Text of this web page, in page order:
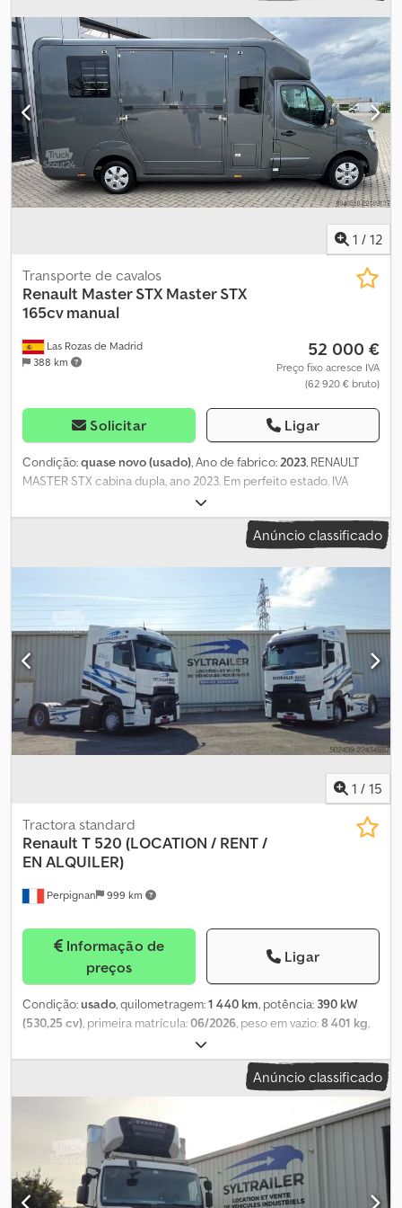
número de lugares:2 , largura total: 2 550 mm, altura total: 4 mm,
comprimento do espaço de carga:8 850 mm, largura do espaço
de carga:
2 550 mm , altura do espaço de carga:2 700 mm
, Ano de
fabrico: 2019, Equipamento:
ABS, AdBlue, Bluetooth, Porta USB,
Tacógrafo, ar condicionado, bloqueio do diferencial,
compressor, computador de bordo, direção assistida,
plataforma elevatória traseira, registo de automóvel, spoiler,
Dimensões Carroçaria Credpjzh N Nzefx Akwof Caixa TAULINER:
8,85 m × 2,550 m × 2,70 m + porta elevatória retrátil de 1.500 kg.
Extras Ar condicionado, caixa automática, travão de motor,
computador de bordo, vidros elétricos, assistente de colisão, 1 / 12
Las Rozas de Madrid
388 km
Transporte de cavalos
Renault Master STX Master STX
165cv manual
52 000 €
Preço fixo acresce IVA
(62 920 € bruto)
Solicitar Ligar
Condição:quase novo (usado), Ano de fabrico:2023, RENAULT
MASTER STX cabina dupla, ano 2023. Em perfeito estado. IVA
dedutível. 52.000 € mais impostos. Crjdezggcvepfx Akwof
Anúncio classificado
1 / 15
Perpignan 999 km
Tractora standard
Renault T 520 (LOCATION / RENT /
EN ALQUILER)
Informação de
preços
Ligar
Condição:usado, quilometragem:1 440 km, potência: 390 kW
(530,25 cv), primeira matrícula:06/2026, peso em vazio:8 401 kg,
11 099 kg, peso total:
do pneu:-, configuração de eixo:4x2, travões:travão de motor,
, tipo de engrenagem:
automático, classe de emissão:
, Equipamento:
ABS, airbag, ar condicionado,
computador de bordo, ref: LOC-VO26-2179 SYLTRAILER PARA
ALUGAR? / RENT / EN ALQUILER? Caminhão Trator RENAULT T
520? 4x2? Euro 6? 2026? 1.440 km? 1º Proprietário? Estado
Impecável - Informações Gerais Marca/Modelo: Renault Trucks T
Anúncio classificado